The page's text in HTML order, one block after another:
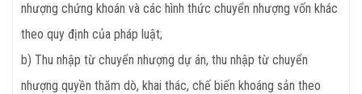
nhượng chứng khoán và các hình thức chuyển nhượng vốn khác
theo quy định của pháp luật;
b) Thu nhập từ chuyển nhượng dự án, thu nhập từ chuyển
nhượng quyền thăm dò, khai thác, chế biến khoáng sản theo